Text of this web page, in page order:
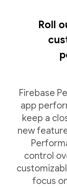
Roll
Firebase
app
keep a
new
control
focus